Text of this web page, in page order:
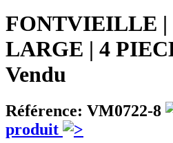
FONTVIEILLE |
LARGE | 4
Vendu
Référence: VM0722-8
produit